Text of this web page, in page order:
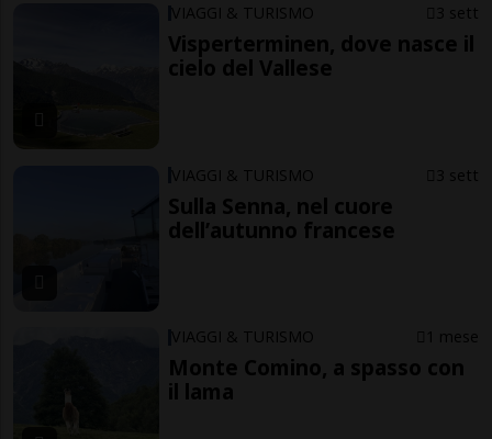
VIAGGI & TURISMO 3 sett
Visperterminen, dove nasce il
cielo del Vallese
VIAGGI & TURISMO 3 sett
Sulla Senna, nel cuore
dell’autunno francese
VIAGGI & TURISMO 1 mese
Monte Comino, a spasso con
il lama